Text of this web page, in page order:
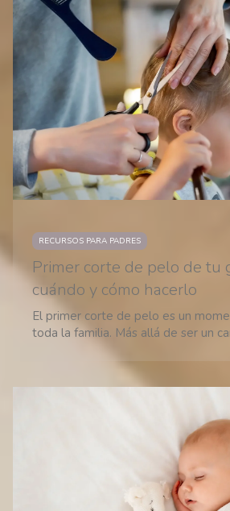
Primer corte de pelo de tu
cuándo y cómo hacerlo
RECURSOS PARA PADRES
El primer corte de pelo es un
toda la familia. Más allá de ser un